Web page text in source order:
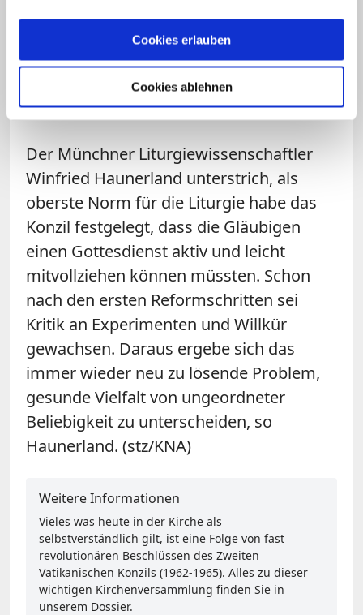
Cookies erlauben
Cookies ablehnen
gekennzeichnet gewesen. Das von Papst
Johannes XXIII. initiierte Konzil habe
"katholische Weite nach innen wie nach
außen" ermöglicht.
Der Münchner Liturgiewissenschaftler
Winfried Haunerland unterstrich, als
oberste Norm für die Liturgie habe das
Konzil festgelegt, dass die Gläubigen
einen Gottesdienst aktiv und leicht
mitvollziehen können müssten. Schon
nach den ersten Reformschritten sei
Kritik an Experimenten und Willkür
gewachsen. Daraus ergebe sich das
immer wieder neu zu lösende Problem,
gesunde Vielfalt von ungeordneter
Beliebigkeit zu unterscheiden, so
Haunerland. (stz/KNA)
Weitere Informationen
Vieles was heute in der Kirche als
selbstverständlich gilt, ist eine Folge von fast
revolutionären Beschlüssen des Zweiten
Vatikanischen Konzils (1962-1965). Alles zu dieser
wichtigen Kirchenversammlung finden Sie in
unserem Dossier.